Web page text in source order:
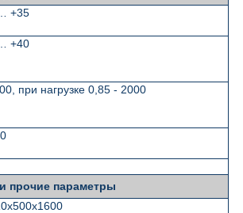
+35
+40
при нагрузке 0,85 - 2000
прочие параметры